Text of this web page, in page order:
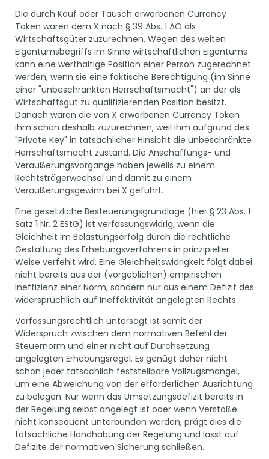
Die durch Kauf oder Tausch erworbenen Currency
Token waren dem X nach § 39 Abs. 1 AO als
Wirtschaftsgüter zuzurechnen. Wegen des weiten
Eigentumsbegriffs im Sinne wirtschaftlichen Eigentums
kann eine werthaltige Position einer Person zugerechnet
werden, wenn sie eine faktische Berechtigung (im Sinne
einer "unbeschränkten Herrschaftsmacht") an der als
Wirtschaftsgut zu qualifizierenden Position besitzt.
Danach waren die von X erworbenen Currency Token
ihm schon deshalb zuzurechnen, weil ihm aufgrund des
"Private Key" in tatsächlicher Hinsicht die unbeschränkte
Herrschaftsmacht zustand. Die Anschaffungs- und
Veräußerungsvorgänge haben jeweils zu einem
Rechtsträgerwechsel und damit zu einem
Veräußerungsgewinn bei X geführt.
Eine gesetzliche Besteuerungsgrundlage (hier § 23 Abs. 1
Satz 1 Nr. 2 EStG) ist verfassungswidrig, wenn die
Gleichheit im Belastungserfolg durch die rechtliche
Gestaltung des Erhebungsverfahrens in prinzipieller
Weise verfehlt wird. Eine Gleichheitswidrigkeit folgt dabei
nicht bereits aus der (vorgeblichen) empirischen
Ineffizienz einer Norm, sondern nur aus einem Defizit des
widersprüchlich auf Ineffektivität angelegten Rechts.
Verfassungsrechtlich untersagt ist somit der
Widerspruch zwischen dem normativen Befehl der
Steuernorm und einer nicht auf Durchsetzung
angelegten Erhebungsregel. Es genügt daher nicht
schon jeder tatsächlich feststellbare Vollzugsmangel,
um eine Abweichung von der erforderlichen Ausrichtung
zu belegen. Nur wenn das Umsetzungsdefizit bereits in
der Regelung selbst angelegt ist oder wenn Verstöße
nicht konsequent unterbunden werden, prägt dies die
tatsächliche Handhabung der Regelung und lässt auf
Defizite der normativen Sicherung schließen.